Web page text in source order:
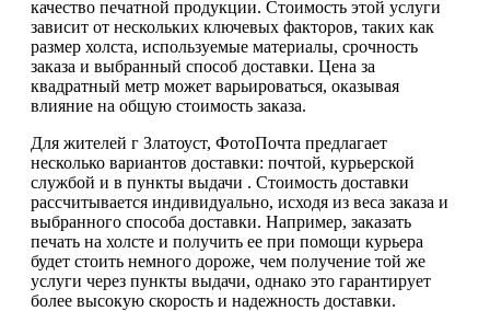
качество печатной продукции. Стоимость этой услуги
зависит от нескольких ключевых факторов, таких как
размер холста, используемые материалы, срочность
заказа и выбранный способ доставки. Цена за
квадратный метр может варьироваться, оказывая
влияние на общую стоимость заказа.
Для жителей г Златоуст, ФотоПочта предлагает
несколько вариантов доставки: почтой, курьерской
службой и в пункты выдачи . Стоимость доставки
рассчитывается индивидуально, исходя из веса заказа и
выбранного способа доставки. Например, заказать
печать на холсте и получить ее при помощи курьера
будет стоить немного дороже, чем получение той же
услуги через пункты выдачи, однако это гарантирует
более высокую скорость и надежность доставки.